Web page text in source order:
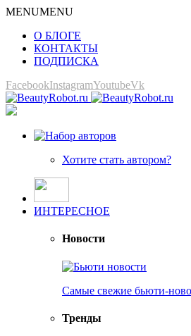
MENUMENU
О БЛОГЕ
КОНТАКТЫ
ПОДПИСКА
FacebookInstagramYoutubeVk
Хотите стать автором?
ИНТЕРЕСНОЕ
Новости
Самые свежие бьюти-
Тренды